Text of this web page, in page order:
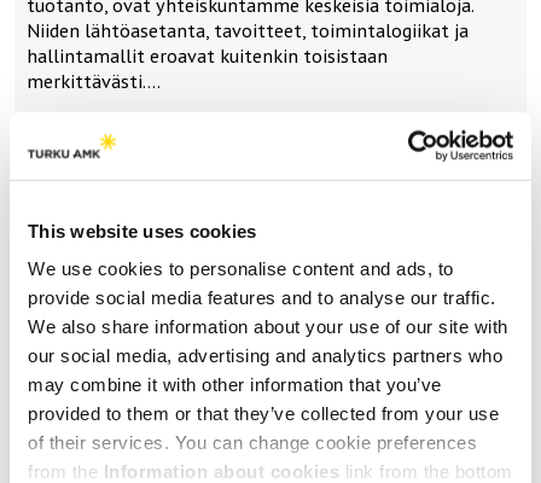
This website uses cookies
We use cookies to personalise content and ads, to
provide social media features and to analyse our traffic.
We also share information about your use of our site with
our social media, advertising and analytics partners who
may combine it with other information that you’ve
provided to them or that they’ve collected from your use
of their services. You can change cookie preferences
from the Information about cookies link from the bottom
tuotanto, ovat yhteiskuntamme keskeisiä toimialoja.
Niiden lähtöasetanta, tavoitteet, toimintalogiikat ja
hallintamallit eroavat kuitenkin toisistaan
merkittävästi….
Lataa lisää
Teemat | Themes
Hyve | Health and Well-being
Myynti | Sales
Puheenvuoroja | Comments